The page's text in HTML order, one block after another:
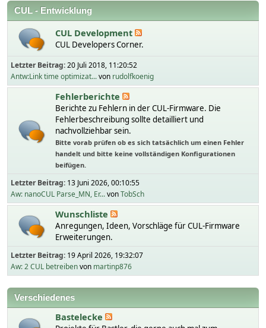
CUL - Entwicklung
CUL Development
CUL Developers Corner.
Letzter Beitrag:20 Juli 2018, 11:20:52
Antw:Link time optimizat...von rudolfkoenig
Fehlerberichte
Berichte zu Fehlern in der CUL-Firmware. Die
Fehlerbeschreibung sollte detailliert und
nachvollziehbar sein.
Bitte vorab prüfen ob es sich tatsächlich um einen Fehler
handelt und bitte keine vollständigen Konfigurationen
beifügen.
Letzter Beitrag: 13 Juni 2026, 00:10:55
Aw: nanoCUL Parse_MN, Er...vonTobSch
Wunschliste
Anregungen, Ideen, Vorschläge für CUL-Firmware
Erweiterungen.
Letzter Beitrag: 19 April 2026, 19:32:07
Aw: 2 CUL betreibenvon martinp876
Verschiedenes
Bastelecke